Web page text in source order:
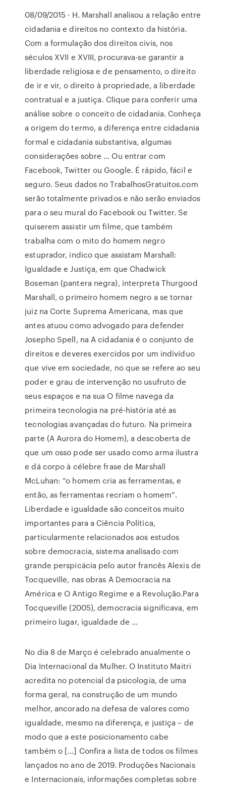
08/09/2015 · H. Marshall analisou a relação entre
cidadania e direitos no contexto da história.
Com a formulação dos direitos civis, nos
séculos XVII e XVIII, procurava-se garantir a
liberdade religiosa e de pensamento, o direito
de ir e vir, o direito à propriedade, a liberdade
contratual e a justiça. Clique para conferir uma
análise sobre o conceito de cidadania. Conheça
a origem do termo, a diferença entre cidadania
formal e cidadania substantiva, algumas
considerações sobre … Ou entrar com
Facebook, Twitter ou Google. É rápido, fácil e
seguro. Seus dados no TrabalhosGratuitos.com
serão totalmente privados e não serão enviados
para o seu mural do Facebook ou Twitter. Se
quiserem assistir um filme, que também
trabalha com o mito do homem negro
estuprador, indico que assistam Marshall:
Igualdade e Justiça, em que Chadwick
Boseman (pantera negra), interpreta Thurgood
Marshall, o primeiro homem negro a se tornar
juiz na Corte Suprema Americana, mas que
antes atuou como advogado para defender
Josepho Spell, na A cidadania é o conjunto de
direitos e deveres exercidos por um indivíduo
que vive em sociedade, no que se refere ao seu
poder e grau de intervenção no usufruto de
seus espaços e na sua O filme navega da
primeira tecnologia na pré-história até as
tecnologias avançadas do futuro. Na primeira
parte (A Aurora do Homem), a descoberta de
que um osso pode ser usado como arma ilustra
e dá corpo à célebre frase de Marshall
McLuhan: “o homem cria as ferramentas, e
então, as ferramentas recriam o homem”.
Liberdade e igualdade são conceitos muito
importantes para a Ciência Política,
particularmente relacionados aos estudos
sobre democracia, sistema analisado com
grande perspicácia pelo autor francês Alexis de
Tocqueville, nas obras A Democracia na
América e O Antigo Regime e a Revolução.Para
Tocqueville (2005), democracia significava, em
primeiro lugar, igualdade de …
No dia 8 de Março é celebrado anualmente o
Dia Internacional da Mulher. O Instituto Maitri
acredita no potencial da psicologia, de uma
forma geral, na construção de um mundo
melhor, ancorado na defesa de valores como
igualdade, mesmo na diferença, e justiça – de
modo que a este posicionamento cabe
também o […] Confira a lista de todos os filmes
lançados no ano de 2019. Produções Nacionais
e Internacionais, informações completas sobre